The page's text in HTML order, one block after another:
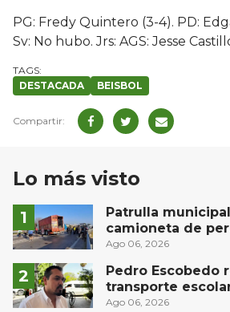
PG: Fredy Quintero (3-4). PD:
Sv: No hubo. Jrs: AGS: Jesse
DESTACADA BEISBOL
Lo más visto
Patrulla
camioneta de
en la autopista
Ago 06, 2026
Pedro Escobedo
transporte
de camión de
Ago 06, 2026